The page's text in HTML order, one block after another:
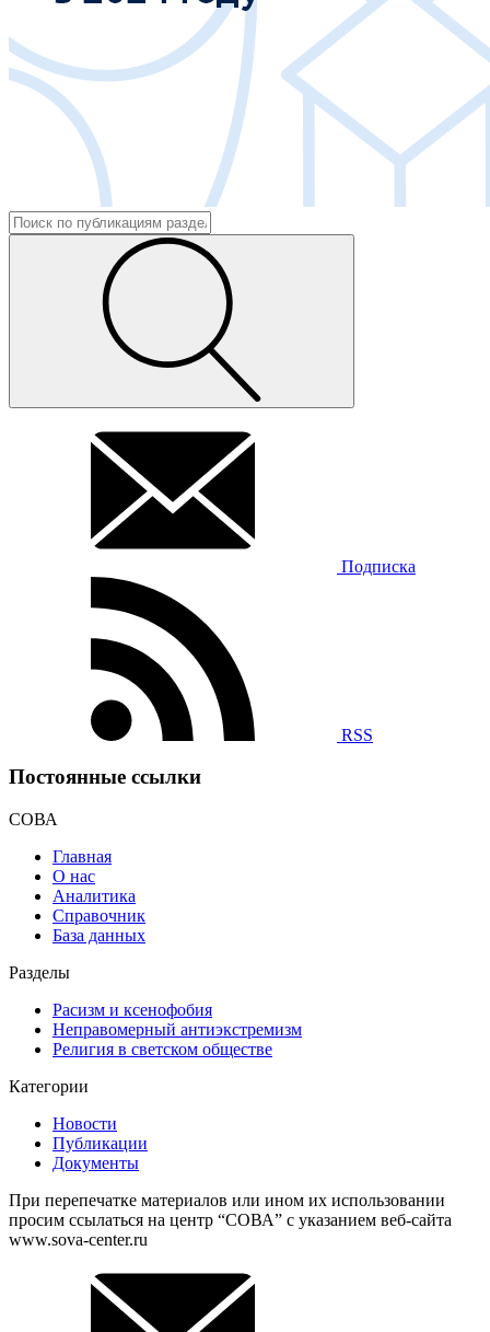
Подписка
RSS
Постоянные ссылки
СОВА
Главная
О нас
Аналитика
Справочник
База данных
Разделы
Расизм и ксенофобия
Неправомерный антиэкстремизм
Религия в светском обществе
Категории
Новости
Публикации
Документы
При перепечатке материалов или ином их использовании
просим ссылаться на центр “СОВА” с указанием веб-сайта
www.sova-center.ru